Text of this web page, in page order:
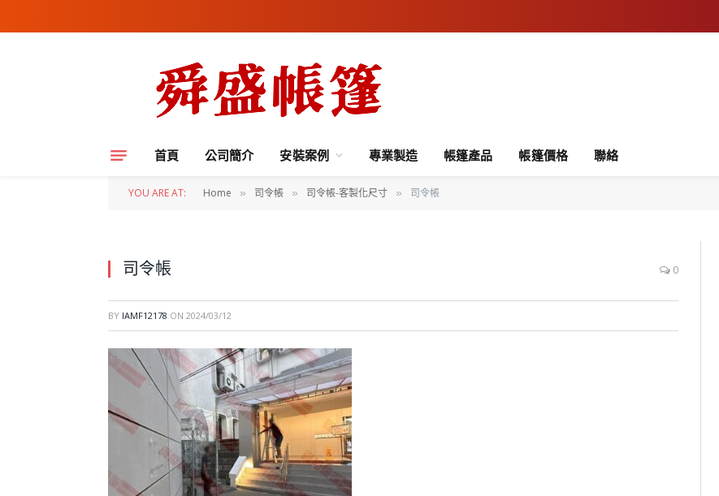
首頁 公司簡介 安裝案例 專業製造 帳篷產品 帳篷價格 聯絡
YOU ARE AT: Home » 司令帳 » 司令帳-客製化尺寸 » 司令帳
司令帳 0
BY IAMF12178 ON 2024/03/12